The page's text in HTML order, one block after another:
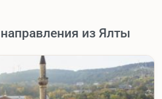
из Ялты